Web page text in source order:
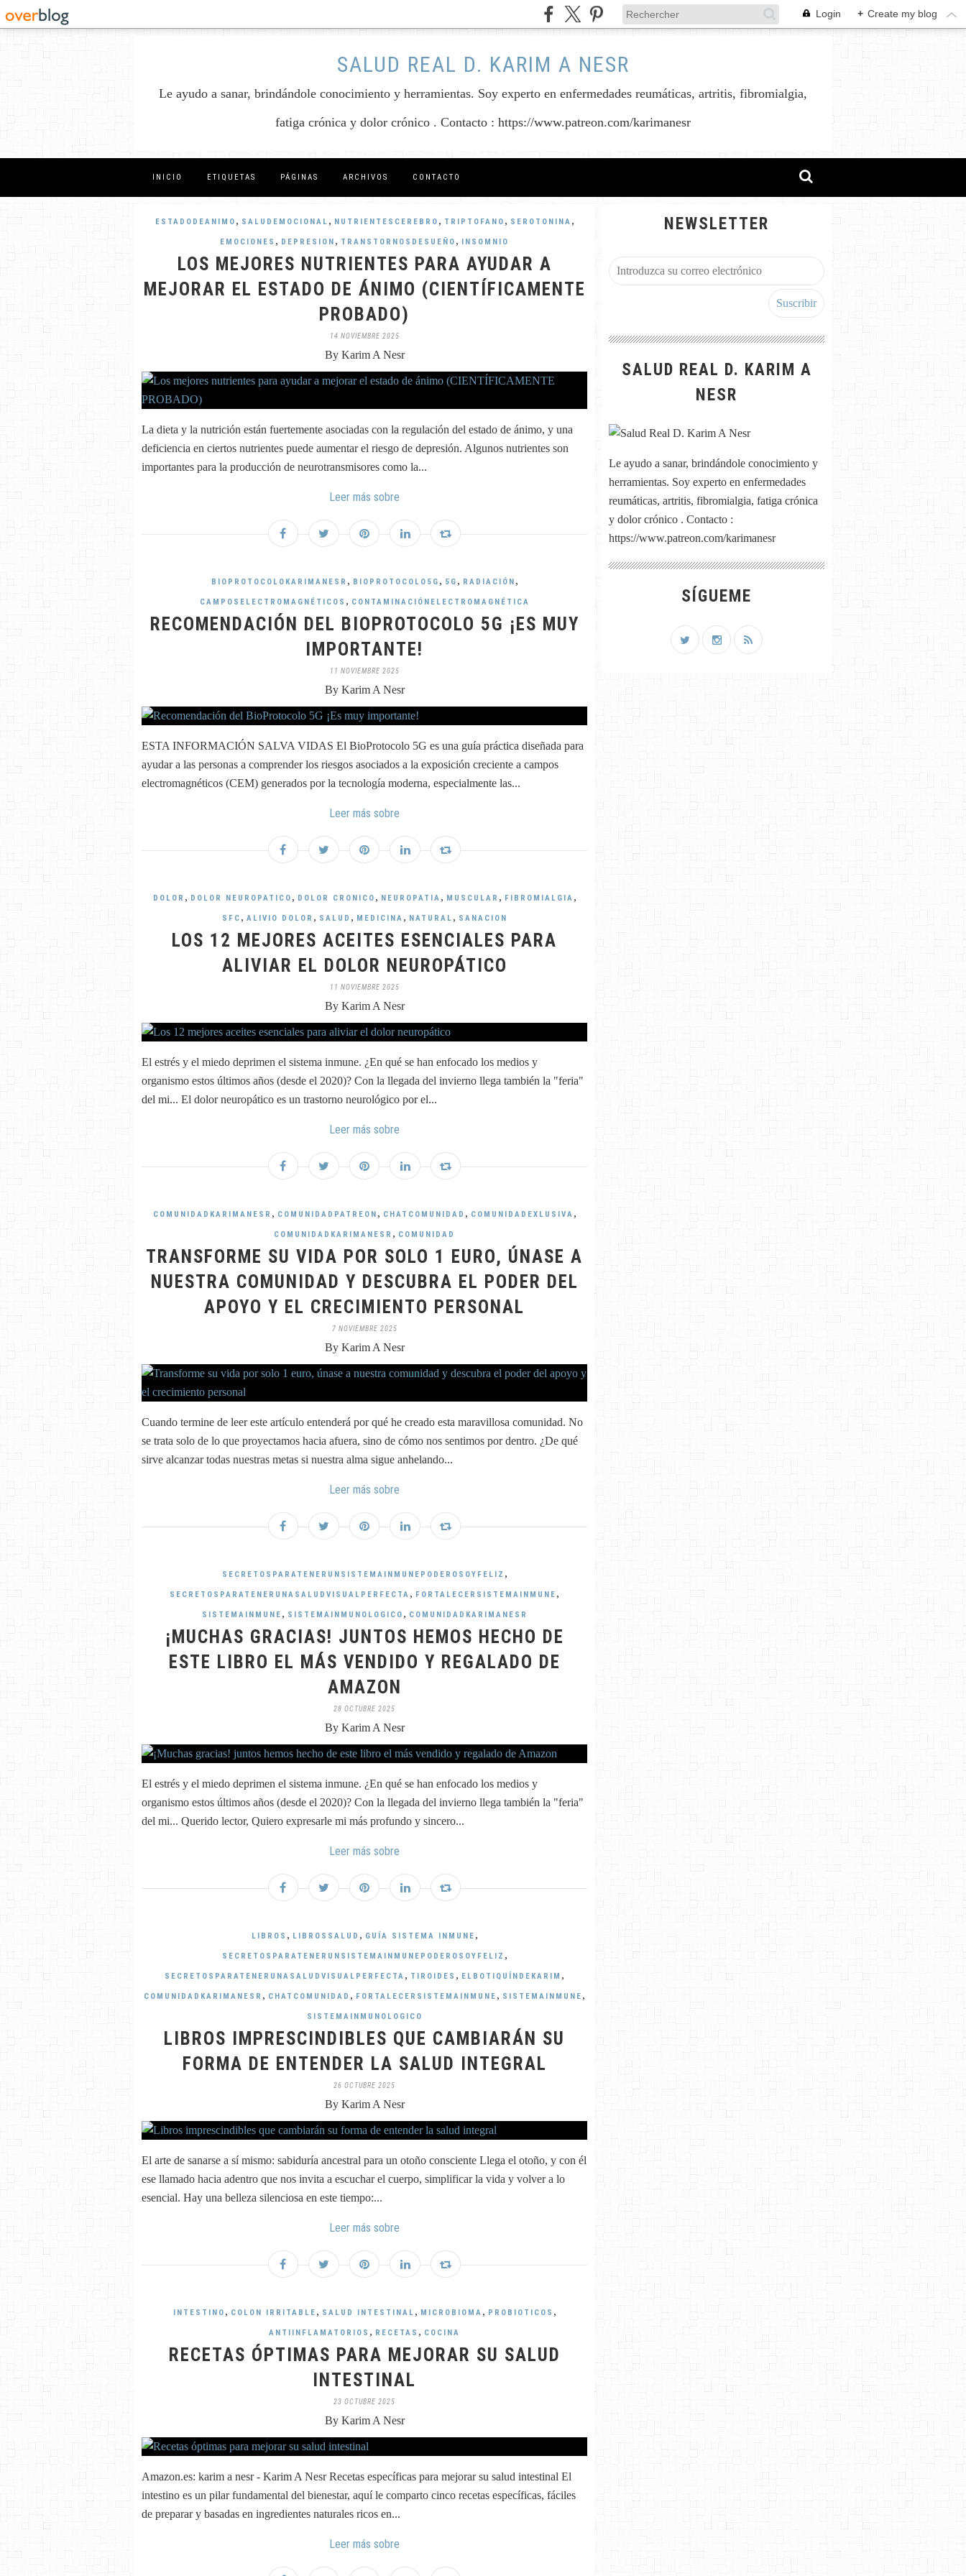
Login + Create my blog
SALUD REAL D. KARIM A NESR
Le ayudo a sanar, brindándole conocimiento y herramientas. Soy experto en enfermedades reumáticas, artritis, fibromialgia,
fatiga crónica y dolor crónico . Contacto : https://www.patreon.com/karimanesr
INICIO ETIQUETAS PÁGINAS ARCHIVOS CONTACTO
ESTADODEANIMO , SALUDEMOCIONAL , NUTRIENTESCEREBRO , TRIPTOFANO , SEROTONINA ,
EMOCIONES , DEPRESION , TRANSTORNOSDESUEÑO , INSOMNIO
LOS MEJORES NUTRIENTES PARA AYUDAR A
MEJORAR EL ESTADO DE ÁNIMO (CIENTÍFICAMENTE
PROBADO)
14 NOVIEMBRE 2025
By Karim A Nesr
La dieta y la nutrición están fuertemente asociadas con la regulación del estado de ánimo, y una
deficiencia en ciertos nutrientes puede aumentar el riesgo de depresión. Algunos nutrientes son
importantes para la producción de neurotransmisores como la...
Leer más sobre
BIOPROTOCOLOKARIMANESR , BIOPROTOCOLO5G , 5G , RADIACIÓN ,
CAMPOSELECTROMAGNÉTICOS , CONTAMINACIÓNELECTROMAGNÉTICA
RECOMENDACIÓN DEL BIOPROTOCOLO 5G ¡ES MUY
IMPORTANTE!
11 NOVIEMBRE 2025
By Karim A Nesr
ESTA INFORMACIÓN SALVA VIDAS El BioProtocolo 5G es una guía práctica diseñada para
ayudar a las personas a comprender los riesgos asociados a la exposición creciente a campos
electromagnéticos (CEM) generados por la tecnología moderna, especialmente las...
Leer más sobre
DOLOR , DOLOR NEUROPATICO , DOLOR CRONICO , NEUROPATIA , MUSCULAR , FIBROMIALGIA ,
SFC , ALIVIO DOLOR , SALUD , MEDICINA , NATURAL , SANACION
LOS 12 MEJORES ACEITES ESENCIALES PARA
ALIVIAR EL DOLOR NEUROPÁTICO
11 NOVIEMBRE 2025
By Karim A Nesr
El estrés y el miedo deprimen el sistema inmune. ¿En qué se han enfocado los medios y
organismo estos últimos años (desde el 2020)? Con la llegada del invierno llega también la "feria"
del mi... El dolor neuropático es un trastorno neurológico por el...
Leer más sobre
COMUNIDADKARIMANESR , COMUNIDADPATREON , CHATCOMUNIDAD , COMUNIDADEXLUSIVA ,
COMUNIDADKARIMANESR , COMUNIDAD
TRANSFORME SU VIDA POR SOLO 1 EURO, ÚNASE A
NUESTRA COMUNIDAD Y DESCUBRA EL PODER DEL
APOYO Y EL CRECIMIENTO PERSONAL
7 NOVIEMBRE 2025
By Karim A Nesr
Cuando termine de leer este artículo entenderá por qué he creado esta maravillosa comunidad. No
se trata solo de lo que proyectamos hacia afuera, sino de cómo nos sentimos por dentro. ¿De qué
sirve alcanzar todas nuestras metas si nuestra alma sigue anhelando...
Leer más sobre
SECRETOSPARATENERUNSISTEMAINMUNEPODEROSOYFELIZ ,
SECRETOSPARATENERUNASALUDVISUALPERFECTA , FORTALECERSISTEMAINMUNE ,
SISTEMAINMUNE , SISTEMAINMUNOLOGICO , COMUNIDADKARIMANESR
¡MUCHAS GRACIAS! JUNTOS HEMOS HECHO DE
ESTE LIBRO EL MÁS VENDIDO Y REGALADO DE
AMAZON
28 OCTUBRE 2025
By Karim A Nesr
El estrés y el miedo deprimen el sistema inmune. ¿En qué se han enfocado los medios y
organismo estos últimos años (desde el 2020)? Con la llegada del invierno llega también la "feria"
del mi... Querido lector, Quiero expresarle mi más profundo y sincero...
Leer más sobre
LIBROS , LIBROSSALUD , GUÍA SISTEMA INMUNE ,
SECRETOSPARATENERUNSISTEMAINMUNEPODEROSOYFELIZ ,
SECRETOSPARATENERUNASALUDVISUALPERFECTA , TIROIDES , ELBOTIQUÍNDEKARIM ,
COMUNIDADKARIMANESR , CHATCOMUNIDAD , FORTALECERSISTEMAINMUNE , SISTEMAINMUNE ,
SISTEMAINMUNOLOGICO
LIBROS IMPRESCINDIBLES QUE CAMBIARÁN SU
FORMA DE ENTENDER LA SALUD INTEGRAL
26 OCTUBRE 2025
By Karim A Nesr
El arte de sanarse a sí mismo: sabiduría ancestral para un otoño consciente Llega el otoño, y con él
ese llamado hacia adentro que nos invita a escuchar el cuerpo, simplificar la vida y volver a lo
esencial. Hay una belleza silenciosa en este tiempo:...
Leer más sobre
INTESTINO , COLON IRRITABLE , SALUD INTESTINAL , MICROBIOMA , PROBIOTICOS ,
ANTIINFLAMATORIOS , RECETAS , COCINA
RECETAS ÓPTIMAS PARA MEJORAR SU SALUD
INTESTINAL
23 OCTUBRE 2025
By Karim A Nesr
Amazon.es: karim a nesr - Karim A Nesr Recetas específicas para mejorar su salud intestinal El
intestino es un pilar fundamental del bienestar, aquí le comparto cinco recetas específicas, fáciles
de preparar y basadas en ingredientes naturales ricos en...
Leer más sobre
NEWSLETTER
SALUD REAL D. KARIM A
NESR
Le ayudo a sanar, brindándole conocimiento y
herramientas. Soy experto en enfermedades
reumáticas, artritis, fibromialgia, fatiga crónica
y dolor crónico . Contacto :
https://www.patreon.com/karimanesr
SÍGUEME